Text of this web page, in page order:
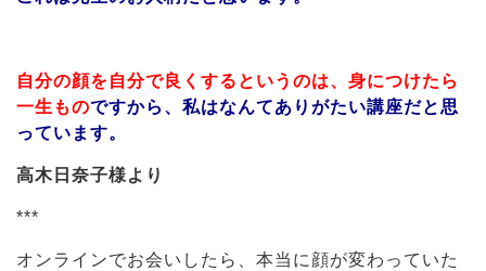
自分の顔を自分で良くするというのは、身につけたら
一生ものですから、私はなんてありがたい講座だと思
っています。
高木日奈子様より
***
オンラインでお会いしたら、本当に顔が変わっていた